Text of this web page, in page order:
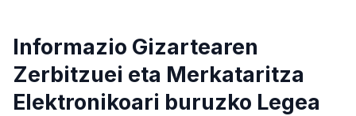
Informazio Gizartearen
Zerbitzuei eta Merkataritza
Elektronikoari buruzko Legea